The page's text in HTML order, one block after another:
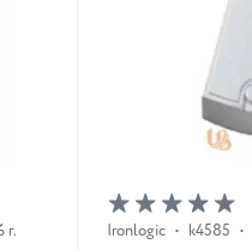
г. Ironlogic • k4585 •